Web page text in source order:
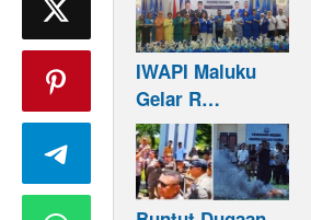
IWAPI Maluku
Gelar R…